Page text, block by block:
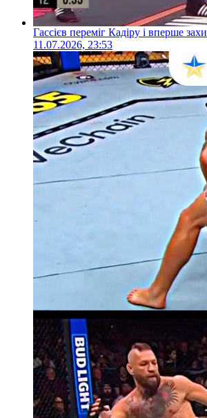
Гассієв переміг Кадіру і вперше
11.07.2026, 23:53